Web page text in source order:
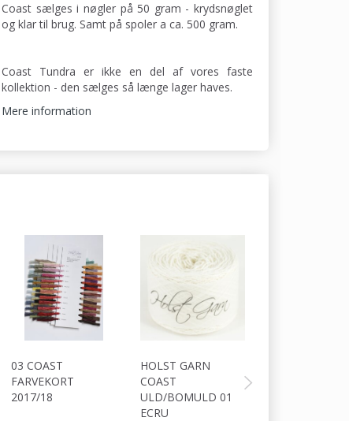
Coast sælges i nøgler på 50 gram - krydsnøglet
og klar til brug. Samt på spoler a ca. 500 gram.
Coast Tundra er ikke en del af vores faste
kollektion - den sælges så længe lager haves.
Mere information
03 COAST
FARVEKORT
2017/18
HOLST GARN
COAST
ULD/BOMULD 01
ECRU